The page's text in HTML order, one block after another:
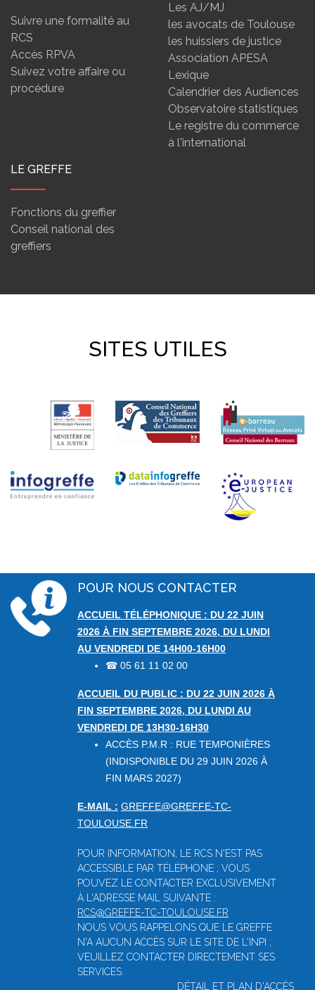
Suivre une formalité au
RCS
Accès RPVA
Suivez votre affaire ou
procédure
Les AJ/MJ
les avocats de Toulouse
les huissiers de justice
Association APESA
Lexique
Calendrier des Audiences
Observatoire statistiques
Le registre du commerce
à l'international
LE GREFFE
Fonctions du greffier
Conseil national des
greffiers
SITES UTILES
POUR NOUS CONTACTER
ACCUEIL TÉLÉPHONIQUE : DU 22 JUIN
2026 À FIN SEPTEMBRE 2026, DU LUNDI
AU VENDREDI DE 14H00-16H00
☎ 05 61 11 02 00
ACCUEIL DU PUBLIC : DU 22 JUIN 2026 À
FIN SEPTEMBRE 2026, DU LUNDI AU
VENDREDI DE 13H30-16H30
ACCÈS P.M.R : RUE TEMPONIÈRES
(INDISPONIBLE DU 29 JUIN 2026 À
FIN MARS 2027)
E-MAIL : GREFFE@GREFFE-TC-
TOULOUSE.FR
POUR INFORMATION, LE RCS N'EST PAS
ACCESSIBLE PAR TÉLÉPHONE ; VOUS
POUVEZ LE CONTACTER EXCLUSIVEMENT
À L'ADRESSE MAIL SUIVANTE :
RCS@GREFFE-TC-TOULOUSE.FR
NOUS VOUS RAPPELONS QUE LE GREFFE
N'A AUCUN ACCÈS SUR LE SITE DE L'INPI ;
VEUILLEZ CONTACTER DIRECTEMENT SES
SERVICES.
DÉTAIL ET PLAN D'ACCÈS